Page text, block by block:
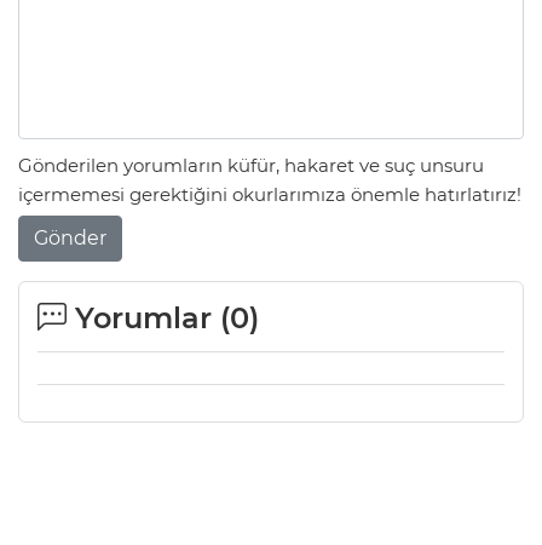
Gönderilen yorumların küfür, hakaret ve suç unsuru
içermemesi gerektiğini okurlarımıza önemle hatırlatırız!
Gönder
Yorumlar (0)